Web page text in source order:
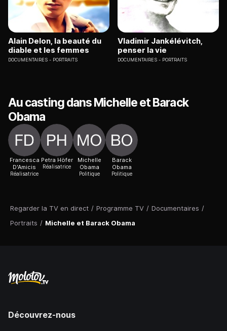
Regarder la TV en direct / Programme TV / Documentaires /
Portraits / Michelle et Barack Obama
Alain Delon, la beauté du
diable et les femmes
DOCUMENTAIRES PORTRAITS
Vladimir Jankélévitch,
penser la vie
DOCUMENTAIRES PORTRAITS
Au casting dans Michelle et Barack
Obama
Francesca
D'Amicis
Réalisatrice
Petra Höfer
Réalisatrice
Michelle
Obama
Politique
Barack
Obama
Politique
Découvrez-nous